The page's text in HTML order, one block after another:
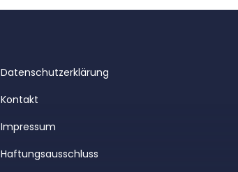
Datenschutzerklärung
Kontakt
Impressum
Haftungsausschluss